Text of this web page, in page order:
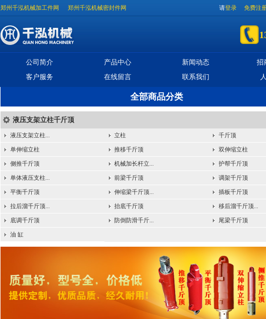
请登录 免费注
郑州千泓机械加工件网 郑州千泓机械密封件网
公司简介 产品中心 新闻动态
招
客户服务
在线留言 联系我们
全部商品分类
液压支架立柱千斤顶
液压支架立柱... 立柱 千斤顶
单伸缩立柱 推移千斤顶 双伸缩立柱
侧推千斤顶 机械加长杆立... 护帮千斤顶
单体液压支柱... 前梁千斤顶 调架千斤顶
平衡千斤顶 伸缩梁千斤顶... 插板千斤顶
拉后溜千斤顶... 抬底千斤顶 移后溜千斤顶...
底调千斤顶 防倒防滑千斤... 尾梁千斤顶
油 缸